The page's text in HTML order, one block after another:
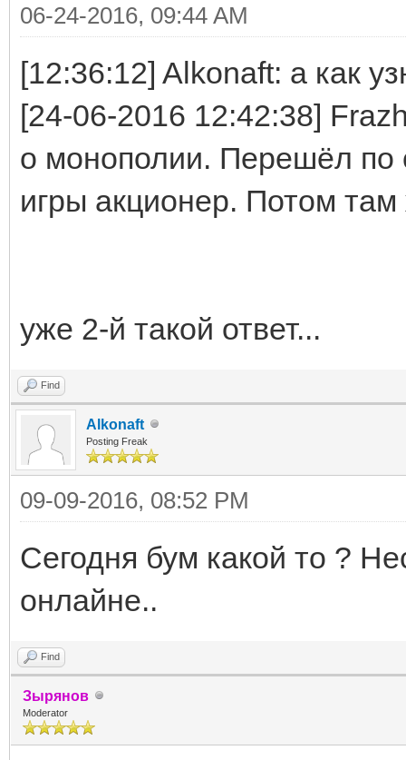
06-24-2016, 09:44 AM
[12:36:12] Alkonaft: а как
[24-06-2016 12:42:38]
о монополии. Перешёл по
игры акционер. Потом
уже 2-й такой ответ...
Find
Alkonaft
Posting Freak
09-09-2016, 08:52 PM
Сегодня бум какой то ?
онлайне..
Find
Зырянов
Moderator